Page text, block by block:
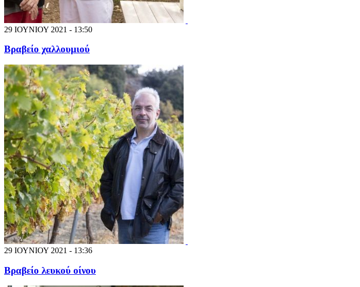
29 ΙΟΥΝΙΟΥ 2021 - 13:50
Βραβείο χαλλουμιού
29 ΙΟΥΝΙΟΥ 2021 - 13:36
Βραβείο λευκού οίνου